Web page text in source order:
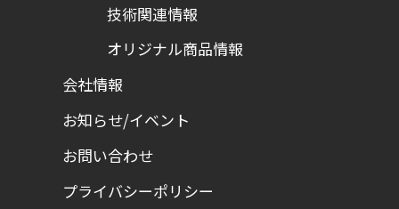
技術関連情報
オリジナル商品情報
会社情報
お知らせ/イベント
お問い合わせ
プライバシーポリシー